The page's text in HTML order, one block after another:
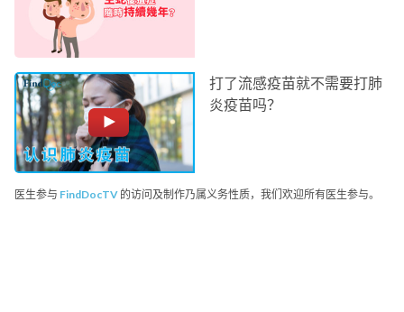
打了流感疫苗就不需要打肺
炎疫苗吗？
医生参与 FindDocTV 的访问及制作乃属义务性质，我们欢迎所有医生参与。